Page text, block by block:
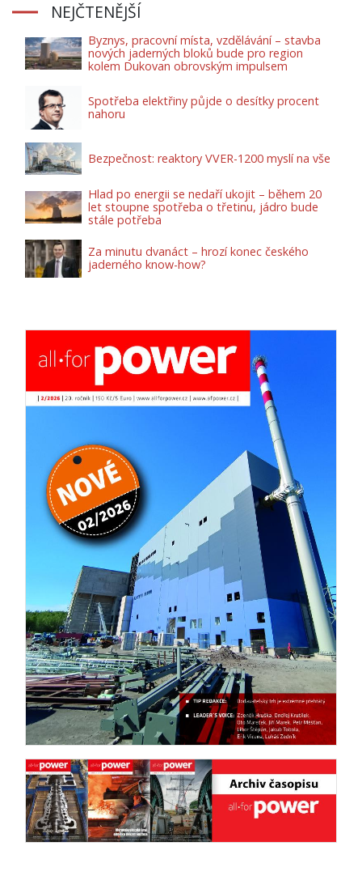
NEJČTENĚJŠÍ
Byznys, pracovní místa, vzdělávání – stavba
nových jaderných bloků bude pro region
kolem Dukovan obrovským impulsem
Spotřeba elektřiny půjde o desítky procent
nahoru
Bezpečnost: reaktory VVER-1200 myslí na vše
Hlad po energii se nedaří ukojit – během 20
let stoupne spotřeba o třetinu, jádro bude
stále potřeba
Za minutu dvanáct – hrozí konec českého
jaderného know-how?